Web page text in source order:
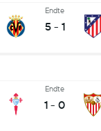
Endte
5 - 1
Endte
1 - 0